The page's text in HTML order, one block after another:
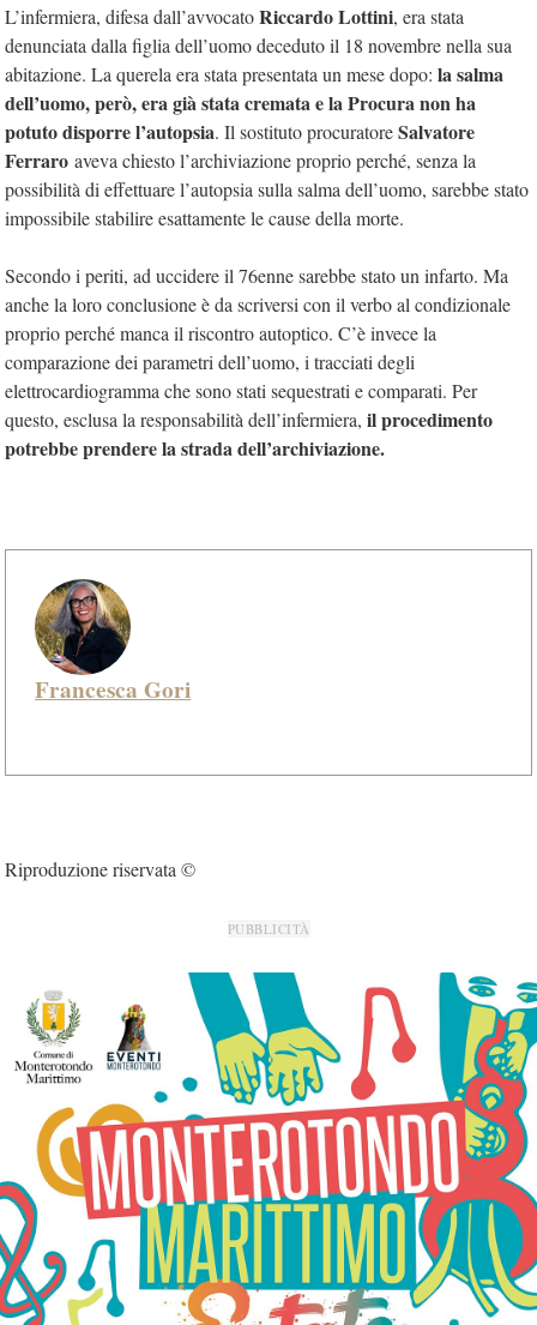
L’infermiera, difesa dall’avvocatoRiccardo Lottini, era stata
denunciata dalla figlia dell’uomo deceduto il 18 novembre nella sua
abitazione. La querela era stata presentata un mese dopo: la salma
dell’uomo, però, era già stata cremata e la Procura non ha
potuto disporre l’autopsia. Il sostituto procuratoreSalvatore
Ferraro aveva chiesto l’archiviazione proprio perché, senza la
possibilità di effettuare l’autopsia sulla salma dell’uomo, sarebbe stato
impossibile stabilire esattamente le cause della morte.
Secondo i periti, ad uccidere il 76enne sarebbe stato un infarto. Ma
anche la loro conclusione è da scriversi con il verbo al condizionale
proprio perché manca il riscontro autoptico. C’è invece la
comparazione dei parametri dell’uomo, i tracciati degli
elettrocardiogramma che sono stati sequestrati e comparati. Per
questo, esclusa la responsabilità dell’infermiera, il procedimento
potrebbe prendere la strada dell’archiviazione.
Francesca Gori
Riproduzione riservata ©
PUBBLICITÀ